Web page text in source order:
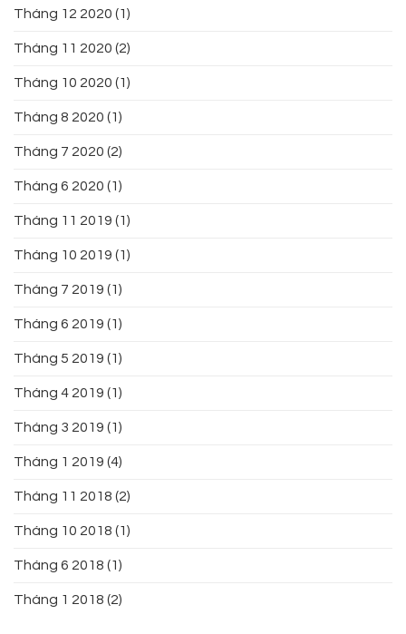
Tháng 12 2020 (1)
Tháng 11 2020 (2)
Tháng 10 2020 (1)
Tháng 8 2020 (1)
Tháng 7 2020 (2)
Tháng 6 2020 (1)
Tháng 11 2019 (1)
Tháng 10 2019 (1)
Tháng 7 2019 (1)
Tháng 6 2019 (1)
Tháng 5 2019 (1)
Tháng 4 2019 (1)
Tháng 3 2019 (1)
Tháng 1 2019 (4)
Tháng 11 2018 (2)
Tháng 10 2018 (1)
Tháng 6 2018 (1)
Tháng 1 2018 (2)